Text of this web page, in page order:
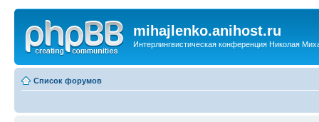
mihajlenko.anihost.ru
Интерлингвистическая конференция Николая
Список форумов